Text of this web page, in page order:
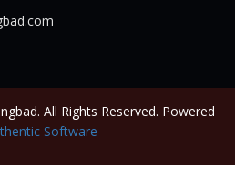
All Rights Reserved. Powered
Software